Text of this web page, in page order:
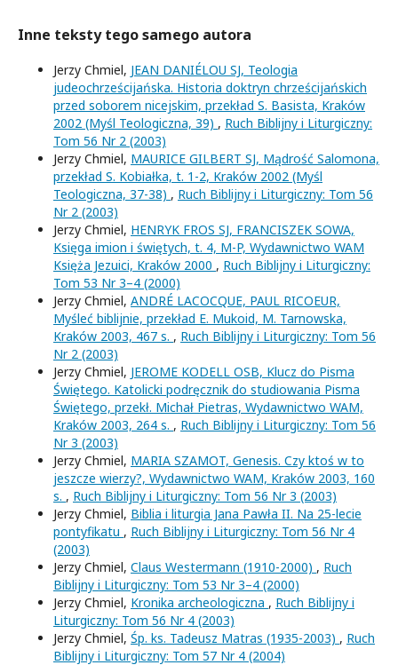
Inne teksty tego samego autora
Jerzy Chmiel, JEAN DANIÉLOU SJ, Teologia
judeochrześcijańska. Historia doktryn chrześcijańskich
przed soborem nicejskim, przekład S. Basista, Kraków
2002 (Myśl Teologiczna, 39) , Ruch Biblijny i Liturgiczny:
Tom 56 Nr 2 (2003)
Jerzy Chmiel, MAURICE GILBERT SJ, Mądrość Salomona,
przekład S. Kobiałka, t. 1-2, Kraków 2002 (Myśl
Teologiczna, 37-38) , Ruch Biblijny i Liturgiczny: Tom 56
Nr 2 (2003)
Jerzy Chmiel, HENRYK FROS SJ, FRANCISZEK SOWA,
Księga imion i świętych, t. 4, M-P, Wydawnictwo WAM
Księża Jezuici, Kraków 2000 , Ruch Biblijny i Liturgiczny:
Tom 53 Nr 3–4 (2000)
Jerzy Chmiel, ANDRÉ LACOCQUE, PAUL RICOEUR,
Myśleć biblijnie, przekład E. Mukoid, M. Tarnowska,
Kraków 2003, 467 s. , Ruch Biblijny i Liturgiczny: Tom 56
Nr 2 (2003)
Jerzy Chmiel, JEROME KODELL OSB, Klucz do Pisma
Świętego. Katolicki podręcznik do studiowania Pisma
Świętego, przekł. Michał Pietras, Wydawnictwo WAM,
Kraków 2003, 264 s. , Ruch Biblijny i Liturgiczny: Tom 56
Nr 3 (2003)
Jerzy Chmiel, MARIA SZAMOT, Genesis. Czy ktoś w to
jeszcze wierzy?, Wydawnictwo WAM, Kraków 2003, 160
s. , Ruch Biblijny i Liturgiczny: Tom 56 Nr 3 (2003)
Jerzy Chmiel, Biblia i liturgia Jana Pawła II. Na 25-lecie
pontyfikatu , Ruch Biblijny i Liturgiczny: Tom 56 Nr 4
(2003)
Jerzy Chmiel, Claus Westermann (1910-2000) , Ruch
Biblijny i Liturgiczny: Tom 53 Nr 3–4 (2000)
Jerzy Chmiel, Kronika archeologiczna , Ruch Biblijny i
Liturgiczny: Tom 56 Nr 4 (2003)
Jerzy Chmiel, Śp. ks. Tadeusz Matras (1935-2003) , Ruch
Biblijny i Liturgiczny: Tom 57 Nr 4 (2004)